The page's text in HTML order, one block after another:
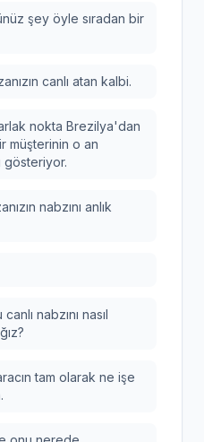
şey öyle sıradan bir
canlı atan kalbi.
nokta Brezilya'dan
müşterinin o an
gösteriyor.
nabzını anlık
nabzını nasıl
tam olarak ne işe